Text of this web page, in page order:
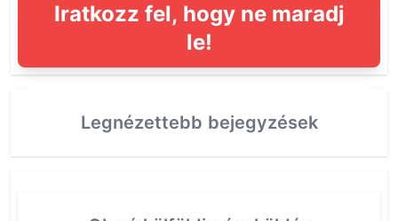
Iratkozz fel, hogy ne maradj
le!
Legnézettebb bejegyzések